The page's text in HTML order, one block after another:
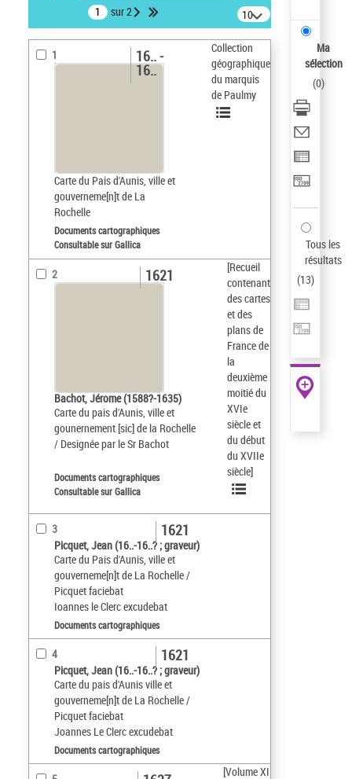
sur 2
10
résultats/page
1
Carte du Pais d'Aunis, ville et
gouverneme[n]t de La
Rochelle
16.. -
16..
Documents cartographiques
Consultable sur Gallica
Collection
géographique
du marquis
de Paulmy
2
Bachot, Jérome (1588?-1635)
Carte du pais d'Aunis, ville et
gounernement [sic] de la Rochelle
/ Designée par le Sr Bachot
1621
Documents cartographiques
Consultable sur Gallica
[Recueil
contenant
des cartes
et des
plans de
France de
la
deuxième
moitié du
XVIe
siècle et
du début
du XVIIe
siècle]
3
Picquet, Jean (16..-16..? ; graveur)
Carte du Pais d'Aunis, ville et
gouverneme[n]t de La Rochelle /
Picquet faciebat
Ioannes le Clerc excudebat
1621
Documents cartographiques
4
Picquet, Jean (16..-16..? ; graveur)
Carte du pais d'Aunis ville et
gouverneme[n]t de La Rochelle /
Picquet faciebat
Joannes Le Clerc excudebat
1621
Documents cartographiques
[Volume XI
Ma
sélection
(0)
Tous les
résultats
(13)